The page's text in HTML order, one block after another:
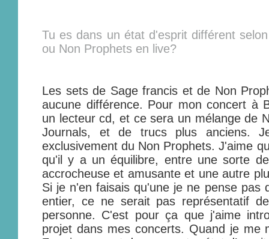
Tu es dans un état d'esprit différent
ou Non Prophets en live?
Les sets de Sage francis et de Non
aucune différence. Pour mon concert à
un lecteur cd, et ce sera un mélange de
Journals, et de trucs plus anciens.
exclusivement du Non Prophets. J'aime
qu'il y a un équilibre, entre une sorte
accrocheuse et amusante et une autre
Si je n'en faisais qu'une je ne pense pas
entier, ce ne serait pas représentatif
personne. C'est pour ça que j'aime
projet dans mes concerts. Quand je me